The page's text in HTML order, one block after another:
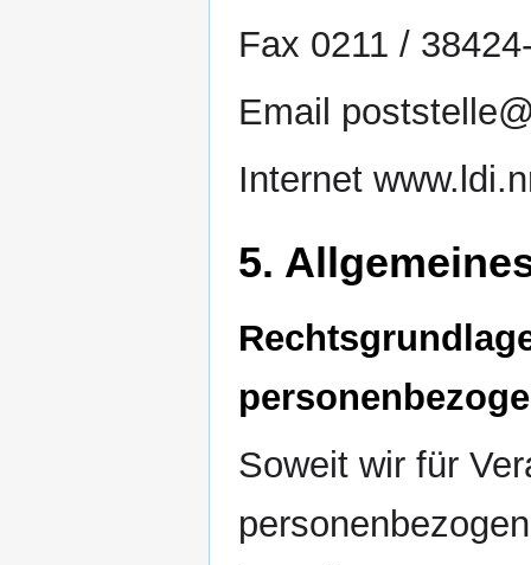
Fax 0211 /
Email
Internet
5.
Soweit wir für